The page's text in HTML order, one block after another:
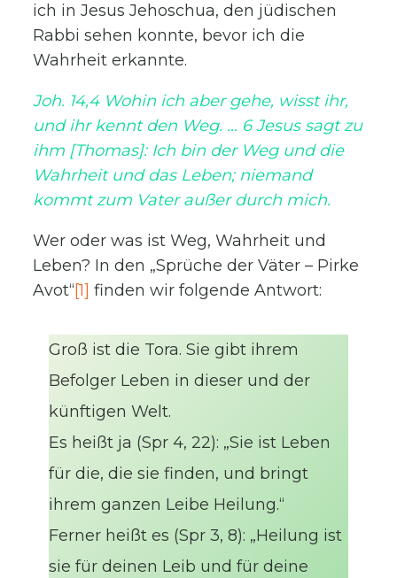
ich in Jesus Jehoschua, den jüdischen
Rabbi sehen konnte, bevor ich die
Wahrheit erkannte.
Joh. 14,4 Wohin ich aber gehe, wisst ihr,
und ihr kennt den Weg. … 6 Jesus sagt zu
ihm [Thomas]: Ich bin der Weg und die
Wahrheit und das Leben; niemand
kommt zum Vater außer durch mich.
Wer oder was ist Weg, Wahrheit und
Leben? In den „Sprüche der Väter – Pirke
Avot“[1] finden wir folgende Antwort:
Groß ist die Tora. Sie gibt ihrem
Befolger Leben in dieser und der
künftigen Welt.
Es heißt ja (Spr 4, 22): „Sie ist Leben
für die, die sie finden, und bringt
ihrem ganzen Leibe Heilung.“
Ferner heißt es (Spr 3, 8): „Heilung ist
sie für deinen Leib und für deine